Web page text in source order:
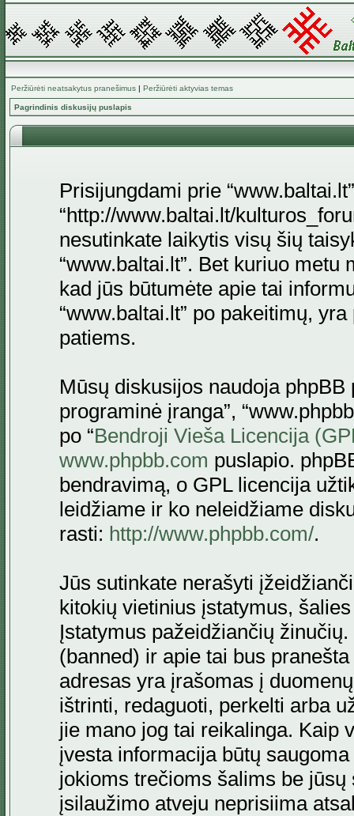
Peržiūrėti neatsakytus pranešimus | Peržiūrėti aktyvias temas
Pagrindinis diskusijų puslapis
Prisijungdami prie
“http://www.baltai.lt/
nesutinkate laikytis visų šių
“www.baltai.lt”. Bet kuriuo
kad jūs būtumėte apie tai
“www.baltai.lt” po pakeitimų,
patiems.
Mūsų diskusijos naudoja phpBB
programinė įranga”,
po “Bendroji Vieša Licencija
www.phpbb.com puslapio.
bendravimą, o GPL licencija
leidžiame ir ko neleidžiame
rasti: http://www.phpbb.com/.
Jūs sutinkate nerašyti
kitokių vietinius įstatymus,
Įstatymus pažeidžiančių
(banned) ir apie tai bus
adresas yra įrašomas į
ištrinti, redaguoti, perkelti arba
jie mano jog tai reikalinga. Kaip
įvesta informacija būtų
jokioms trečioms šalims be jūsų
įsilaužimo atveju neprisiima